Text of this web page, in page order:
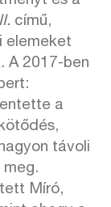
című,
elemeket
A 2017-ben
a
távoli
meg.
Míró,